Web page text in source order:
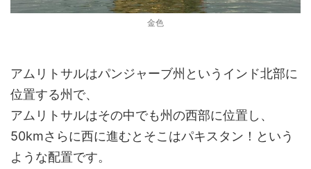
金色
アムリトサルはパンジャーブ州というインド北部に
位置する州で、
アムリトサルはその中でも州の西部に位置し、
50kmさらに西に進むとそこはパキスタン！という
ような配置です。